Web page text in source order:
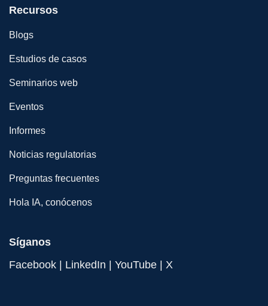
Recursos
Blogs
Estudios de casos
Seminarios web
Eventos
Informes
Noticias regulatorias
Preguntas frecuentes
Hola IA, conócenos
Síganos
Facebook | LinkedIn | YouTube | X